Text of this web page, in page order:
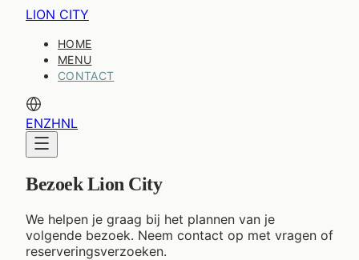
LION CITY
HOME
MENU
CONTACT
ENZHNL
Bezoek Lion City
We helpen je graag bij het plannen van je
volgende bezoek. Neem contact op met vragen of
reserveringsverzoeken.